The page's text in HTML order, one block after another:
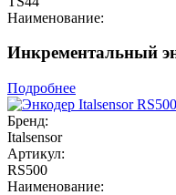
Наименование:
Инкрементальный
Подробнее
Бренд:
Italsensor
Артикул:
RS500
Наименование: